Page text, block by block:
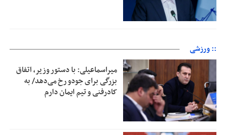
:: ورزشی
میراسماعیلی: با دستور وزیر، اتفاق
بزرگی برای جودو رخ می‌دهد/ به
کادرفنی و تیم ایمان دارم